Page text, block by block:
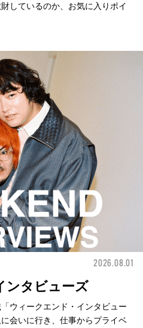
しているのか、お気に入りポイ
2026.08.01
ンタビューズ
ウィークエンド・インタビュー
会いに行き、仕事からプライベ